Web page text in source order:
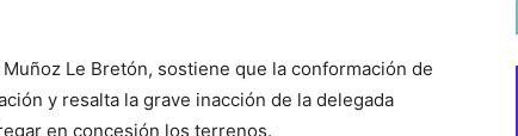
Le Bretón, sostiene que la conformación de
y resalta la grave inacción de la delegada
en concesión los terrenos.